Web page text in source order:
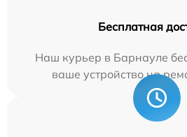
Бесплатная
Наш курьер в Барнауле
ваше устройство на